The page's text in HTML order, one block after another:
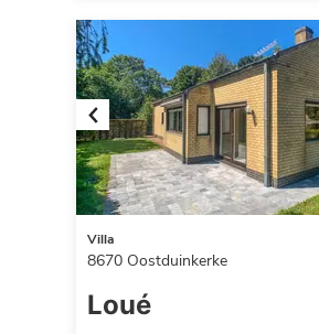
Previous
Villa
8670 Oostduinkerke
Loué